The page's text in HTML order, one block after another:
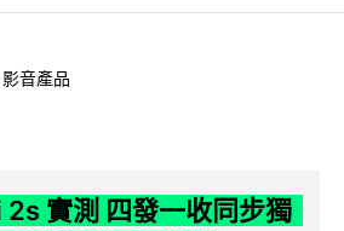
影音產品
實測 四發一收同步獨